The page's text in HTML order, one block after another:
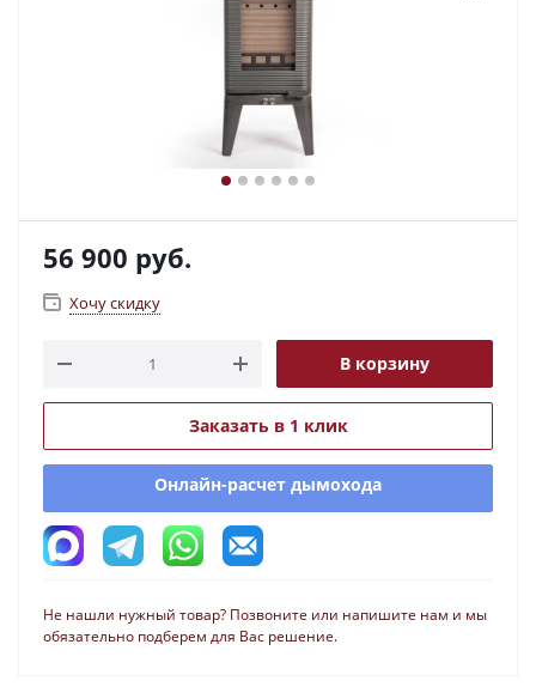
56 900 руб.
Хочу скидку
В корзину
Заказать в 1 клик
Онлайн-расчет дымохода
Не нашли нужный товар? Позвоните или напишите нам и мы
обязательно подберем для Вас решение.